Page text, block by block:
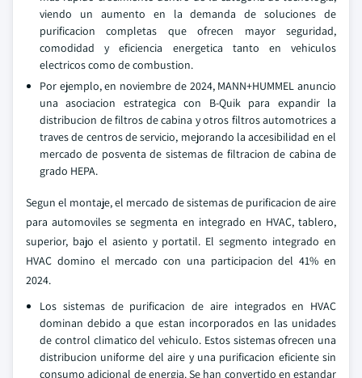
viendo un aumento en la demanda de soluciones de
purificacion completas que ofrecen mayor seguridad,
comodidad y eficiencia energetica tanto en vehiculos
electricos como de combustion.
Por ejemplo, en noviembre de 2024, MANN+HUMMEL anuncio
una asociacion estrategica con B-Quik para expandir la
distribucion de filtros de cabina y otros filtros automotrices a
traves de centros de servicio, mejorando la accesibilidad en el
mercado de posventa de sistemas de filtracion de cabina de
grado HEPA.
Segun el montaje, el mercado de sistemas de purificacion de aire
para automoviles se segmenta en integrado en HVAC, tablero,
superior, bajo el asiento y portatil. El segmento integrado en
HVAC domino el mercado con una participacion del 41% en
2024.
Los sistemas de purificacion de aire integrados en HVAC
dominan debido a que estan incorporados en las unidades
de control climatico del vehiculo. Estos sistemas ofrecen una
distribucion uniforme del aire y una purificacion eficiente sin
consumo adicional de energia. Se han convertido en estandar